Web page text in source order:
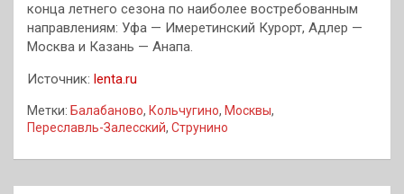
конца летнего сезона по наиболее востребованным
направлениям: Уфа — Имеретинский Курорт, Адлер —
Москва и Казань — Анапа.
Источник: lenta.ru
Метки: Балабаново, Кольчугино, Москвы,
Переславль-Залесский, Струнино